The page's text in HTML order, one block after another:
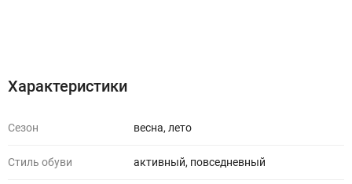
Характеристики
Сезон весна, лето
Стиль обуви активный, повседневный